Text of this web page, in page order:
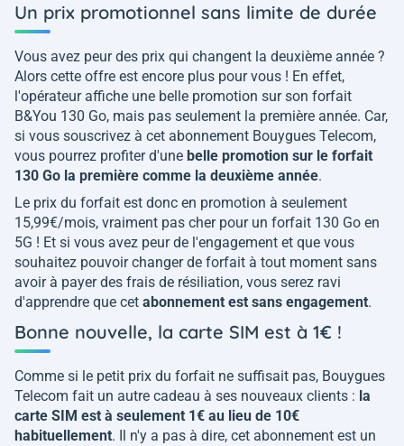
Un prix promotionnel sans limite de durée
Vous avez peur des prix qui changent la deuxième année ?
Alors cette offre est encore plus pour vous ! En effet,
l'opérateur affiche une belle promotion sur son forfait
B&You 130 Go, mais pas seulement la première année. Car,
si vous souscrivez à cet abonnement Bouygues Telecom,
vous pourrez profiter d'une belle promotion sur le forfait
130 Go la première comme la deuxième année.
Le prix du forfait est donc en promotion à seulement
15,99€/mois, vraiment pas cher pour un forfait 130 Go en
5G ! Et si vous avez peur de l'engagement et que vous
souhaitez pouvoir changer de forfait à tout moment sans
avoir à payer des frais de résiliation, vous serez ravi
d'apprendre que cet abonnement est sans engagement.
Bonne nouvelle, la carte SIM est à 1€ !
Comme si le petit prix du forfait ne suffisait pas, Bouygues
Telecom fait un autre cadeau à ses nouveaux clients : la
carte SIM est à seulement 1€ au lieu de 10€
habituellement. Il n'y a pas à dire, cet abonnement est un